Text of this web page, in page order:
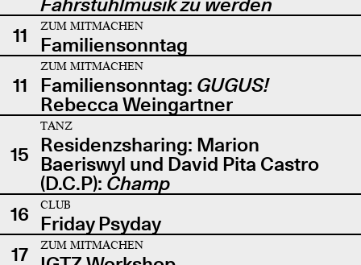
11
ZUM MITMACHEN
Familiensonntag
11
ZUM MITMACHEN
Familiensonntag: GUGUS!
Rebecca Weingartner
15
TANZ
Residenzsharing: Marion
Baeriswyl und David Pita Castro
(D.C.P): Champ
16
CLUB
Friday Psyday
17
ZUM MITMACHEN